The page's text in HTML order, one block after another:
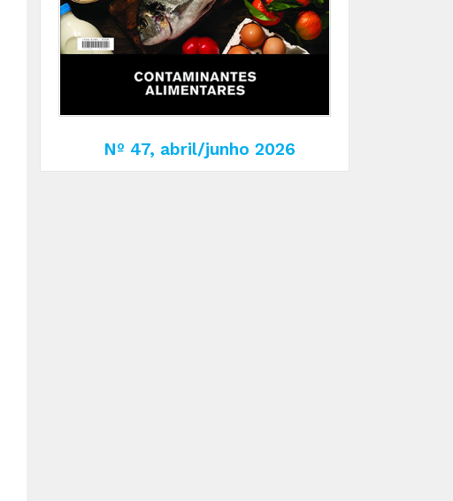
Nº 47, abril/junho 2026